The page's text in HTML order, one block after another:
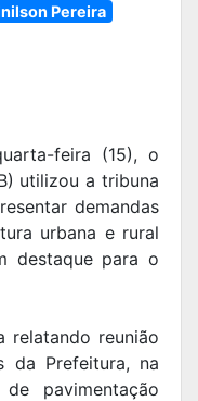
Pereira
feira (15), o
utilizou a tribuna
demandas
urbana e rural
destaque para o
relatando reunião
da Prefeitura, na
pavimentação